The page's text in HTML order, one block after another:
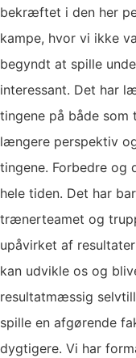
bekræftet i den her
kampe, hvor vi ikke
begyndt at spille
interessant. Det har
tingene på både
længere perspektiv
tingene. Forbedre
hele tiden. Det har
trænerteamet og
upåvirket af
kan udvikle os og
resultatmæssig
spille en afgørende
dygtigere. Vi har